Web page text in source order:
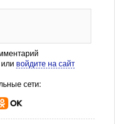
или войдите на сайт
сети: